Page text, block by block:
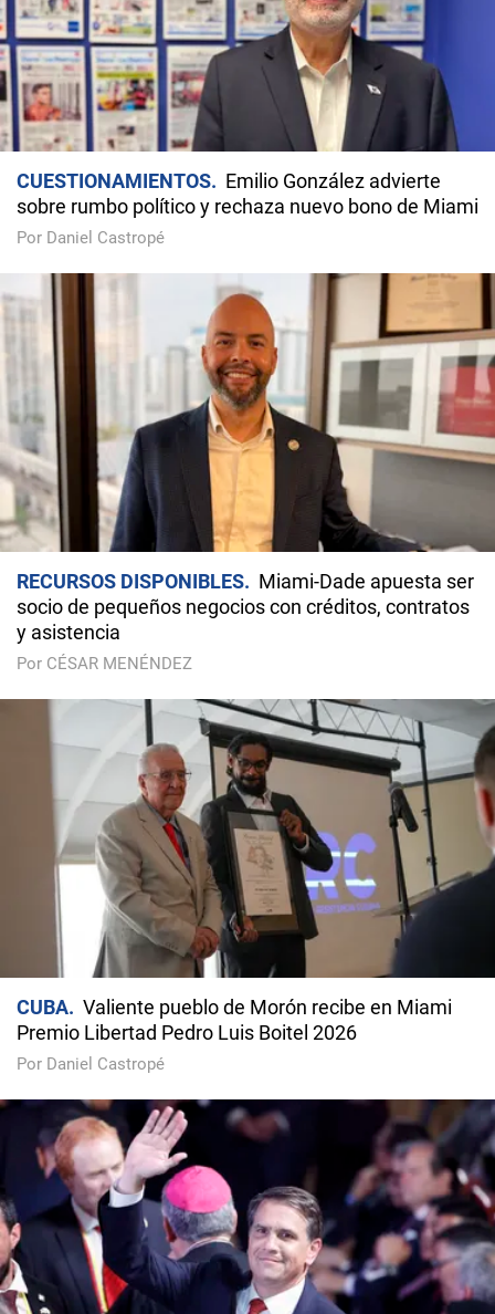
CUESTIONAMIENTOS
Emilio González advierte
sobre rumbo político y rechaza nuevo bono de Miami
Por Daniel Castropé
RECURSOS DISPONIBLES
Miami-Dade apuesta ser
socio de pequeños negocios con créditos, contratos
y asistencia
Por CÉSAR MENÉNDEZ
CUBA
Valiente pueblo de Morón recibe en Miami
Premio Libertad Pedro Luis Boitel 2026
Por Daniel Castropé